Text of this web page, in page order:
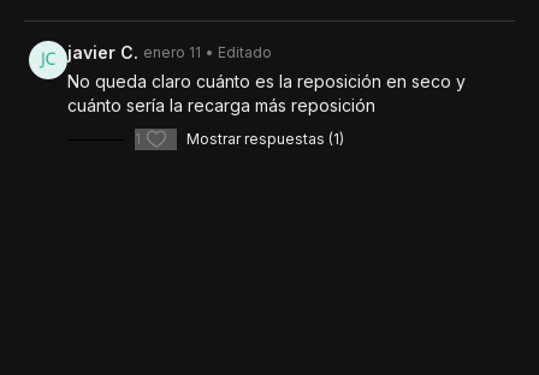
Un capítulo totalmente práctico, pensado para que
cualquier productor pueda replicarlo en su
establecimiento con confianza.
javier C. enero 11 • Editado
No queda claro cuánto es la reposición en seco y
cuánto sería la recarga más reposición
1 Mostrar respuestas (1)